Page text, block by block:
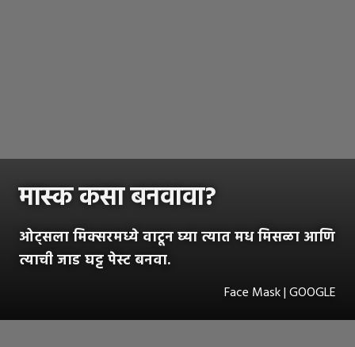
मास्क कसा बनवावा?
ओट्सला मिक्सरमध्ये वाटून घ्या त्यात मध मिसळा आणि
त्याची जाड घट्ट पेस्ट बनवा.
Face Mask | GOOGLE